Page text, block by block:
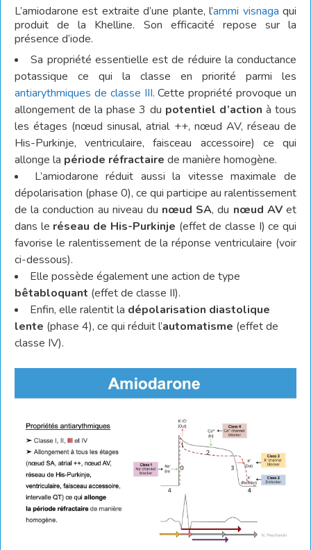
L’amiodarone est extraite d’une plante, l’ammi visnaga qui
produit de la Khelline. Son efficacité repose sur la
présence d’iode.
Sa propriété essentielle est de réduire la conductance
potassique ce qui la classe en priorité parmi les
antiarythmiques de classe III. Cette propriété provoque un
allongement de la phase 3 du potentiel d’action à tous
les étages (nœud sinusal, atrial ++, nœud AV, réseau de
His-Purkinje, ventriculaire, faisceau accessoire) ce qui
allonge la période réfractaire de manière homogène.
L’amiodarone réduit aussi la vitesse maximale de
dépolarisation (phase 0), ce qui participe au ralentissement
de la conduction au niveau du nœud SA, du nœud AVet
dans le réseau de His-Purkinje (effet de classe I) ce qui
favorise le ralentissement de la réponse ventriculaire (voir
ci-dessous).
Elle possède également une action de type
bêtabloquant (effet de classe II).
Enfin, elle ralentit la dépolarisation diastolique
lente (phase 4), ce qui réduit l’automatisme (effet de
classe IV).